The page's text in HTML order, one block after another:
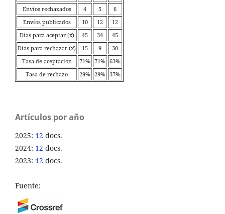
Envíos rechazados
4 5
6
Envíos publicados
10 12
12
Días para aceptar (x̄)
45 34
45
Días para rechazar (x̄)
15 9
30
Tasa de aceptación
71% 71% 63%
Tasa de rechazo
29% 29% 37%
Artículos por año
2025: 12 docs.
2024: 12 docs.
2023: 12 docs.
Fuente: